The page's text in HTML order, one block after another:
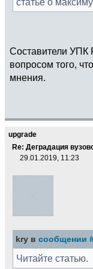
Составители УПК
вопросом того,
мнения.
upgrade
Re: Деградация
29.01.2019, 11:23
kry в сообщении
Читайте статью.